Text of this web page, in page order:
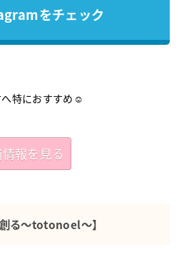
をチェック
特におすすめ☺
報を見る
る～totonoel～】